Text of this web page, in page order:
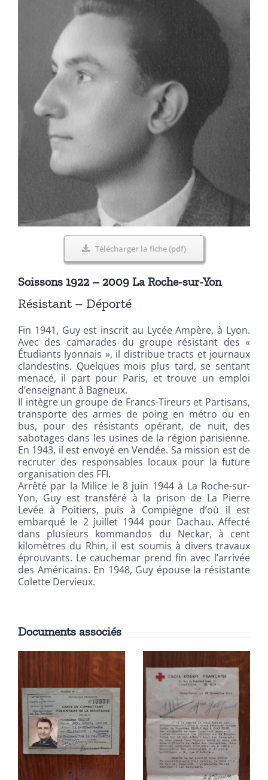
Télécharger la fiche (pdf)
Soissons 1922 – 2009 La Roche-sur-Yon
Résistant – Déporté
Fin 1941, Guy est inscrit au Lycée Ampère, à Lyon.
Avec des camarades du groupe résistant des «
Étudiants lyonnais », il distribue tracts et journaux
clandestins. Quelques mois plus tard, se sentant
menacé, il part pour Paris, et trouve un emploi
d’enseignant à Bagneux.
Il intègre un groupe de Francs-Tireurs et Partisans,
transporte des armes de poing en métro ou en
bus, pour des résistants opérant, de nuit, des
sabotages dans les usines de la région parisienne.
En 1943, il est envoyé en Vendée. Sa mission est de
recruter des responsables locaux pour la future
organisation des FFI.
Arrêté par la Milice le 8 juin 1944 à La Roche-sur-
Yon, Guy est transféré à la prison de La Pierre
Levée à Poitiers, puis à Compiègne d’où il est
embarqué le 2 juillet 1944 pour Dachau. Affecté
dans plusieurs kommandos du Neckar, à cent
kilomètres du Rhin, il est soumis à divers travaux
éprouvants. Le cauchemar prend fin avec l’arrivée
des Américains. En 1948, Guy épouse la résistante
Colette Dervieux.
Documents associés